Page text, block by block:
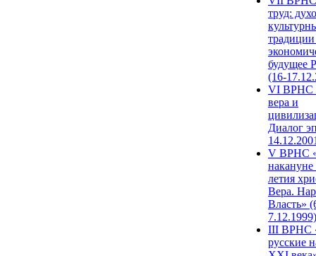
труд:
будущее
(16-
VI ВРНС
вера и
Диалог
V ВРНС
накануне
летия
Вера.
Власть»
7.12.1999)
III ВРНС
русские